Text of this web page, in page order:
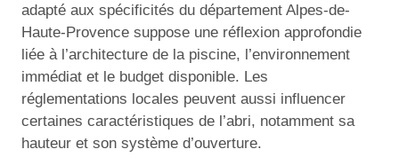
adapté aux spécificités du département Alpes-de-
Haute-Provence suppose une réflexion approfondie
liée à l’architecture de la piscine, l’environnement
immédiat et le budget disponible. Les
réglementations locales peuvent aussi influencer
certaines caractéristiques de l’abri, notamment sa
hauteur et son système d’ouverture.